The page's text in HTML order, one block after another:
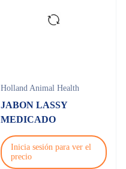
Holland Animal Health
JABON LASSY
MEDICADO
Inicia sesión para ver el
precio